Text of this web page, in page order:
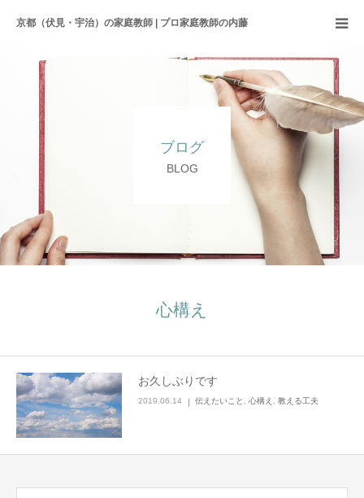
京都（伏見・宇治）の家庭教師 | プロ家庭教師の内藤
ブログ
BLOG
心構え
お久しぶりです
2019.06.14 伝えたいこと 心構え 教える工夫
ブログ